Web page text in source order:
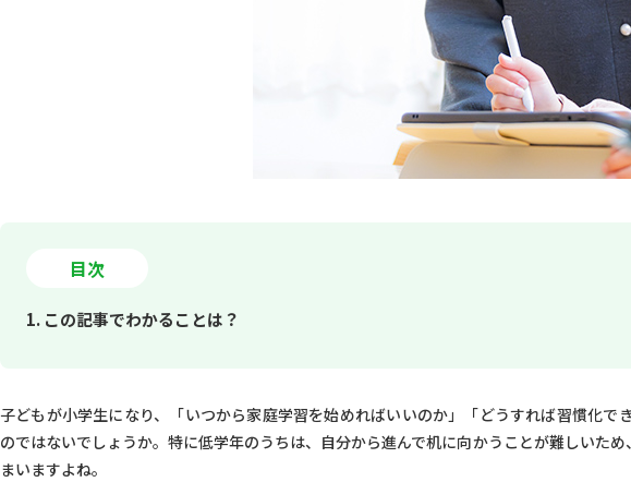
目次
1. この記事でわかることは？
2-1. 学力がつく
2-2. 学習習慣が身につく
子どもが小学生になり、「いつから家庭学習を始めればいいのか」「どうすれば習慣化で
のではないでしょうか。特に低学年のうちは、自分から進んで机に向かうことが難しいた
まいますよね。